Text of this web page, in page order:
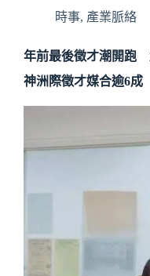
時事, 產業脈絡
年前最後徵才潮開跑
神洲際徵才媒合逾6成